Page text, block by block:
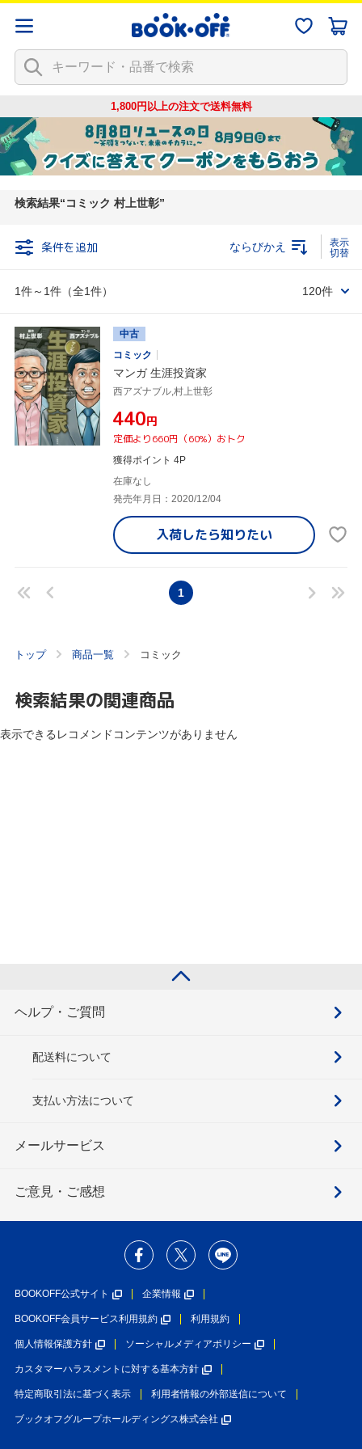
1,800円以上の注文で送料無料
検索結果 コミック 村上世彰
条件を追加
1件～1件（全1件）
ならびかえ
120件
中古
コミック
マンガ 生涯投資家
西アズナブル,村上世彰
¥440円
定価より660円（60%）おトク
獲得ポイント 4P
在庫なし
発売年月日：2020/12/04
入荷したら知りたい
1
トップ 商品一覧 コミック
検索結果の関連商品
表示できるレコメンドコンテンツがありません
ヘルプ・ご質問
配送料について
支払い方法について
メールサービス
ご意見・ご感想
BOOKOFF公式サイト 企業情報
BOOKOFF会員サービス利用規約 利用規約
個人情報保護方針 ソーシャルメディアポリシー
カスタマーハラスメントに対する基本方針
特定商取引法に基づく表示 利用者情報の外部送信について
ブックオフグループホールディングス株式会社